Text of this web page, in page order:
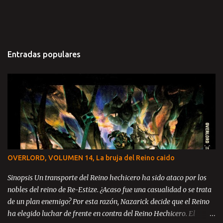
Entradas populares
OVERLORD, VOLUMEN 14, La bruja del Reino caido
Sinopsis Un transporte del Reino hechicero ha sido ataco por los
nobles del reino de Re-Estize. ¿Acaso fue una casualidad o se trata
de un plan enemigo? Por esta razón, Nazarick decide que el Reino
ha elegido luchar de frente en contra del Reino Hechicero. El